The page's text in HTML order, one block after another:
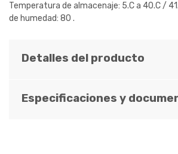
Temperatura de almacenaje: 5.C a 40.C /
de humedad: 80 .
Detalles del producto
Especificaciones y